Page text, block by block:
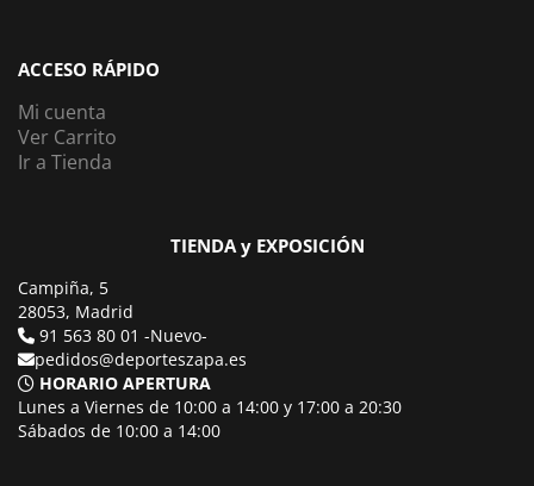
ACCESO RÁPIDO
Mi cuenta
Ver Carrito
Ir a Tienda
TIENDA y EXPOSICIÓN
Campiña, 5
28053, Madrid
91 563 80 01 -Nuevo-
pedidos@deporteszapa.es
HORARIO APERTURA
Lunes a Viernes de 10:00 a 14:00 y 17:00 a 20:30
Sábados de 10:00 a 14:00